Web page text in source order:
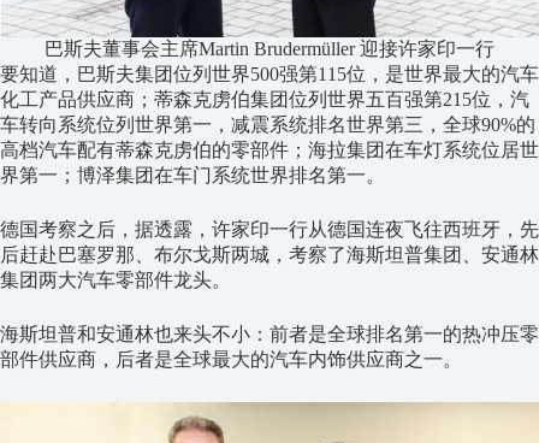
巴斯夫董事会主席Martin Brudermüller 迎接许家印一行
要知道，巴斯夫集团位列世界500强第115位，是世界最大的汽车
化工产品供应商；蒂森克虏伯集团位列世界五百强第215位，汽
车转向系统位列世界第一，减震系统排名世界第三，全球90%的
高档汽车配有蒂森克虏伯的零部件；海拉集团在车灯系统位居世
界第一；博泽集团在车门系统世界排名第一。
德国考察之后，据透露，许家印一行从德国连夜飞往西班牙，先
后赶赴巴塞罗那、布尔戈斯两城，考察了海斯坦普集团、安通林
集团两大汽车零部件龙头。
海斯坦普和安通林也来头不小：前者是全球排名第一的热冲压零
部件供应商，后者是全球最大的汽车内饰供应商之一。